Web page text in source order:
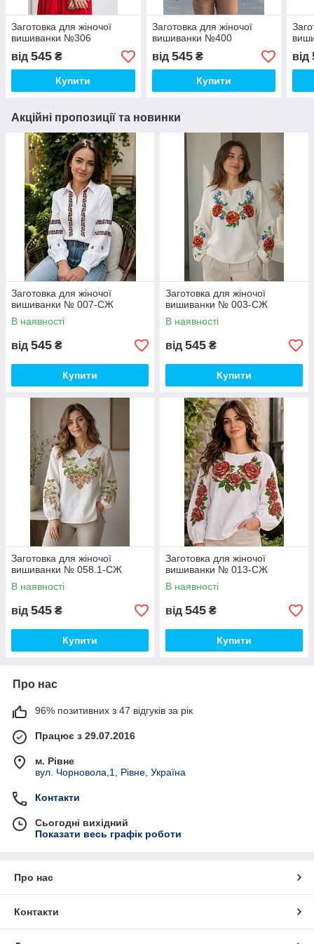
Заготовка для жіночої
вишиванки №306
від 545 ₴
Купити
Заготовка для жіночої
вишиванки №400
від 545₴
Купити
від
Акційні пропозиції та новинки
Заготовка для жіночої
вишиванки № 007-СЖ
В наявності
від 545 ₴
Купити
Заготовка для жіночої
вишиванки № 003-СЖ
В наявності
від 545 ₴
Купити
Заготовка для жіночої
вишиванки № 058.1-СЖ
В наявності
від 545 ₴
Купити
Заготовка для жіночої
вишиванки № 013-СЖ
В наявності
від 545 ₴
Купити
Про нас
96% позитивних з 47 відгуків за рік
Працює з 29.07.2016
м. Рівне
вул. Чорновола,1, Рівне, Україна
Контакти
Сьогодні вихідний
Показати весь графік роботи
Про нас
Контакти